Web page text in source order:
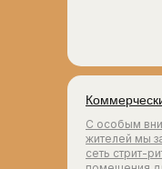
С особым
жителей мы
сеть стрит-